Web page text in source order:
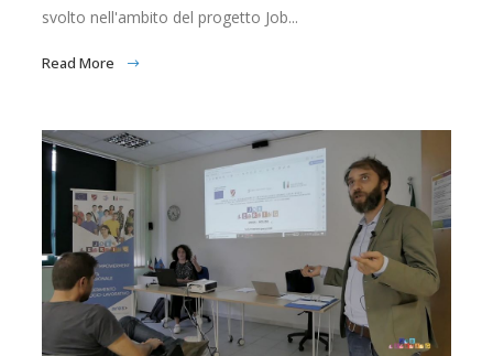
svolto nell'ambito del progetto Job...
Read More